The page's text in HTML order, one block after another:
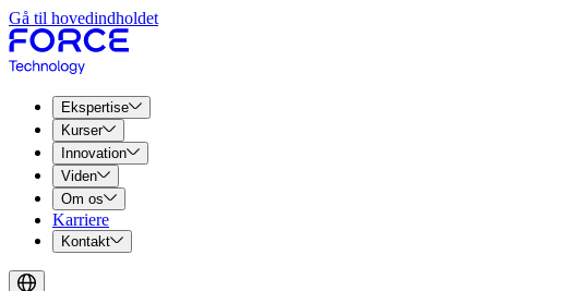
Gå til hovedindholdet
Ekspertise
Kurser
Innovation
Viden
Om os
Karriere
Kontakt